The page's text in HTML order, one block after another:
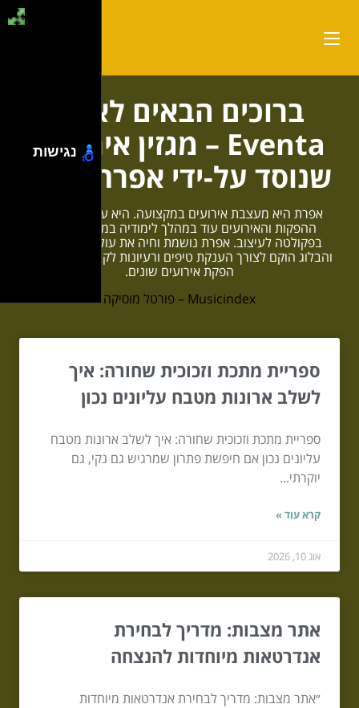
ברוכים הבאים לאתר
Eventa – מגזין אירועים
שנוסד על-ידי אפרת הדר!
אפרת היא מעצבת אירועים במקצועה. היא עוסקת בתחום
ההפקות והאירועים עוד במהלך לימודיה במכללת שנקר
בפקולטה לעיצוב. אפרת נושמת וחיה את עולם האירועים,
והבלוג הוקם לצורך הענקת טיפים ורעיונות לקהל הרחב עבור
הפקת אירועים שונים.
Musicindex – פורטל מוסיקה
ספריית מתכת וזכוכית שחורה: איך
לשלב ארונות מטבח עליונים נכון
ספריית מתכת וזכוכית שחורה: איך לשלב ארונות מטבח
עליונים נכון אם חיפשת פתרון שמרגיש גם נקי, גם
יוקרתי...
קרא עוד »
אוג 10, 2026
אתר מצבות: מדריך לבחירת
אנדרטאות מיוחדות להנצחה
״אתר מצבות: מדריך לבחירת אנדרטאות מיוחדות
נגישות